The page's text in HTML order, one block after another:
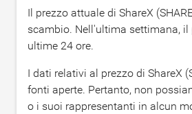
Il prezzo attuale di ShareX
scambio. Nell'ultima settimana, il
ultime 24 ore.
I dati relativi al prezzo di ShareX
fonti aperte. Pertanto, non
o i suoi rappresentanti in alcun